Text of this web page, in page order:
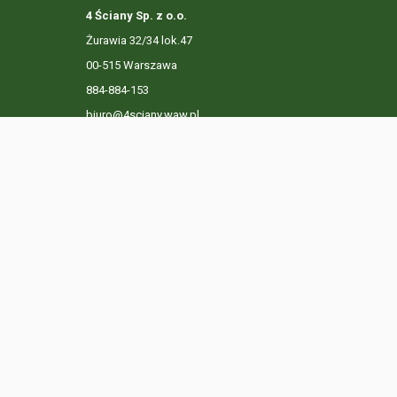
4 Ściany Sp. z o.o.
Żurawia 32/34 lok.47
00-515 Warszawa
884-884-153
biuro@4sciany.waw.pl